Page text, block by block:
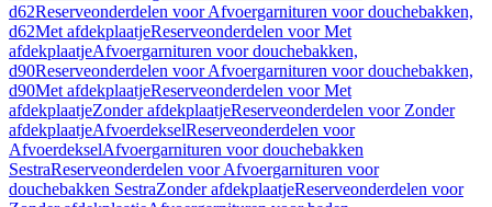
d62Reserveonderdelen voor Afvoergarnituren voor douchebakken,
d62Met afdekplaatjeReserveonderdelen voor Met
afdekplaatjeAfvoergarnituren voor douchebakken,
d90Reserveonderdelen voor Afvoergarnituren voor douchebakken,
d90Met afdekplaatjeReserveonderdelen voor Met
afdekplaatjeZonder afdekplaatjeReserveonderdelen voor Zonder
afdekplaatjeAfvoerdekselReserveonderdelen voor
AfvoerdekselAfvoergarnituren voor douchebakken
SestraReserveonderdelen voor Afvoergarnituren voor
douchebakken SestraZonder afdekplaatjeReserveonderdelen voor